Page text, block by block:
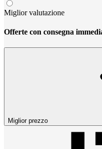
Miglior valutazione
Offerte con consegna
Miglior prezzo